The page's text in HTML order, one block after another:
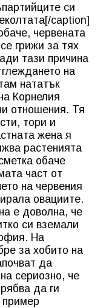
си
caption]
червената
грижи за тях
тази причина
на
нататък
Корнелия
отношения. Тя
тори и
жена я
растенията
обаче
част от
на червения
овациите.
е доволна, че
си вземали
На
за хобито на
да
сериозно, че
да ги